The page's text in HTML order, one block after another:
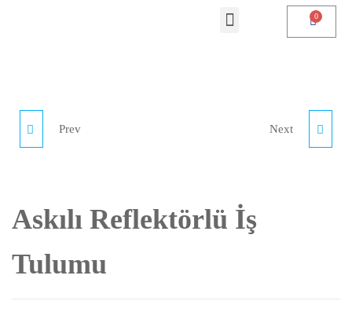
REFLEKTÖRLÜ İŞ
Prev ACIL TIP TEKNISYENI
Next
Askılı Reflektörlü İş
Tulumu